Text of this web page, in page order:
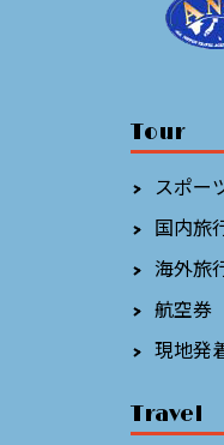
Tour
スポー
国内旅
海外旅
航空券
現地発
Travel